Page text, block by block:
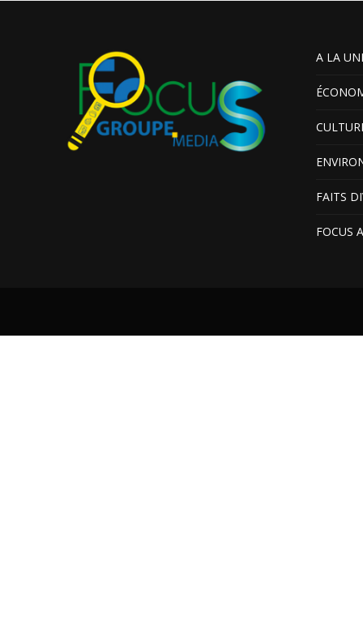
A LA
FAITS
FOCUS